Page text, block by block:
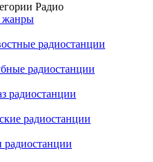
Радио
жанры
радиостанции
радиостанции
радиостанции
радиостанции
радиостанции